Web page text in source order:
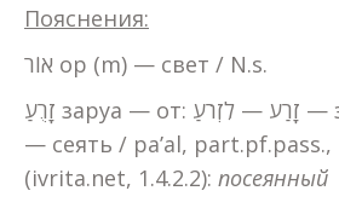
Пояснения:
אוֹר ор (m) — свет / N.s.
זָרֻעַ заруа — от: זָרַע — לִזְרֹעַ — зара — лизроа
— сеять / pa’al,
(ivrita.net, 1.4.2.2): посеянный